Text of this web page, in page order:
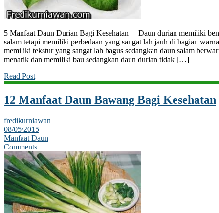
5 Manfaat Daun Durian Bagi Kesehatan – Daun durian memiliki
salam tetapi memiliki perbedaan yang sangat lah jauh di bagian
memiliki tekstur yang sangat lah bagus sedangkan daun salam
menarik dan memiliki bau sedangkan daun durian tidak […]
Read Post
12 Manfaat Daun Bawang Bagi Kesehatan
fredikurniawan
08/05/2015
Manfaat Daun
Comments